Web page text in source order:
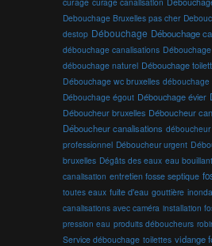
Debouchage Bruxelles pas cher
destop Débouchage Débouchage
débouchage canalisations
débouchage naturel Débouchage
Débouchage wc bruxelles débouchage
Débouchage égout Débouchage évier
Déboucheur bruxelles Déboucheur
Déboucheur canalisations
professionnel Déboucheur urgent
bruxelles Dégâts des eaux eau
canalisation entretien fosse septique
toutes eaux fuite d'eau gouttière
canalisations avec caméra installation
pression eau produits déboucheurs
Service débouchage toilettes vidange